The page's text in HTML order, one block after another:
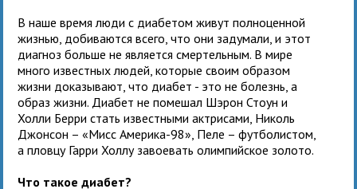
В наше время люди с диабетом живут полноценной
жизнью, добиваются всего, что они задумали, и этот
диагноз больше не является смертельным. В мире
много известных людей, которые своим образом
жизни доказывают, что диабет - это не болезнь, а
образ жизни. Диабет не помешал Шэрон Стоун и
Холли Берри стать известными актрисами, Николь
Джонсон – «Мисс Америка-98», Пеле – футболистом,
а пловцу Гарри Холлу завоевать олимпийское золото.
Что такое диабет?